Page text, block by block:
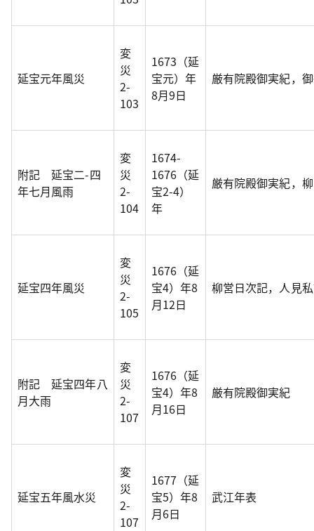
延宝元年風災
変
災
2-
103
1673（延
宝元）年
8月9日
厳有院殿御実紀，
附記 延宝二-四
年七月風雨
変
災
2-
104
1674-
1676（延
宝2-4）
年
厳有院殿御実紀，
延宝四年風災
変
災
2-
105
1676（延
宝4）年8
月12日
柳営日次記，人見
附記 延宝四年八
月大雨
変
災
2-
107
1676（延
宝4）年8
月16日
厳有院殿御実紀
延宝五年風水災
変
災
2-
107
1677（延
宝5）年8
月6日
武江年表